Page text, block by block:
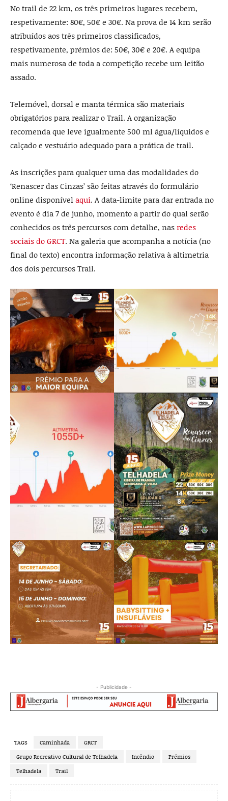
No trail de 22 km, os três primeiros lugares recebem,
respetivamente: 80€, 50€ e 30€. Na prova de 14 km serão
atribuídos aos três primeiros classificados,
respetivamente, prémios de: 50€, 30€ e 20€. A equipa
mais numerosa de toda a competição recebe um leitão
assado.
Telemóvel, dorsal e manta térmica são materiais
obrigatórios para realizar o Trail. A organização
recomenda que leve igualmente 500 ml água/líquidos e
calçado e vestuário adequado para a prática de trail.
As inscrições para qualquer uma das modalidades do
‘Renascer das Cinzas’ são feitas através do formulário
online disponível aqui. A data-limite para dar entrada no
evento é dia 7 de junho, momento a partir do qual serão
conhecidos os três percursos com detalhe, nas redes
sociais do GRCT. Na galeria que acompanha a notícia (no
final do texto) encontra informação relativa à altimetria
dos dois percursos Trail.
- Publicidade -
TAGS Caminhada
GRCT
Grupo Recreativo Cultural de Telhadela
Incêndio
Prémios
Telhadela
Trail